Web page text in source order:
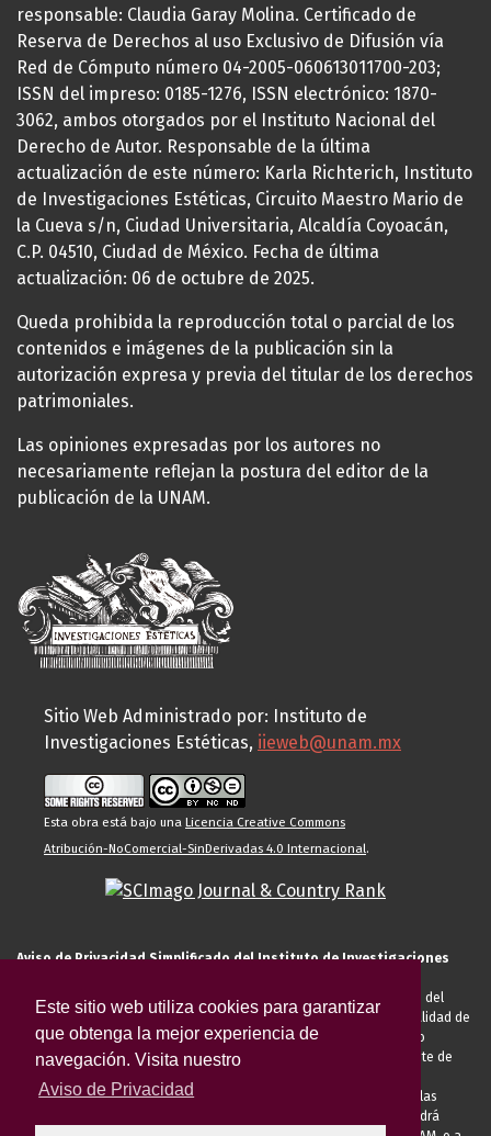
Este sitio web utiliza cookies para garantizar
que obtenga la mejor experiencia de
navegación. Visita nuestro
Aviso de Privacidad
responsable: Claudia Garay Molina. Certificado de
Reserva de Derechos al uso Exclusivo de Difusión vía
Red de Cómputo número 04-2005-060613011700-203;
ISSN del impreso: 0185-1276, ISSN electrónico: 1870-
3062, ambos otorgados por el Instituto Nacional del
Derecho de Autor. Responsable de la última
actualización de este número: Karla Richterich, Instituto
de Investigaciones Estéticas, Circuito Maestro Mario de
la Cueva s/n, Ciudad Universitaria, Alcaldía Coyoacán,
C.P. 04510, Ciudad de México. Fecha de última
actualización: 06 de octubre de 2025.
Queda prohibida la reproducción total o parcial de los
contenidos e imágenes de la publicación sin la
autorización expresa y previa del titular de los derechos
patrimoniales.
Las opiniones expresadas por los autores no
necesariamente reflejan la postura del editor de la
publicación de la UNAM.
Sitio Web Administrado por: Instituto de
Investigaciones Estéticas, iieweb@unam.mx
Esta obra está bajo una Licencia Creative Commons
Atribución-NoComercial-SinDerivadas 4.0 Internacional.
Aviso de Privacidad Simplificado del Instituto de Investigaciones
El Instituto de Investigaciones Estéticas de la UNAM, es responsable del
tratamiento de sus datos personales para el registro de usted en calidad de
alumno, docente, personal de la entidad académica, conferencista o
invitado externo (nacional o extranjero), visitante, proveedor o cliente de
anteriormente descritas u otras aquellas exigidas legalmente o por las
autoridades competentes podrá transferir sus datos personales. Podrá